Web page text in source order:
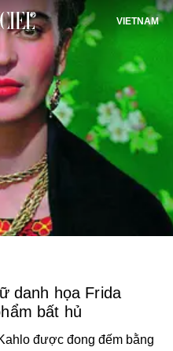
VIETNAM
danh họa Frida
bất hủ
được đong đếm bằng